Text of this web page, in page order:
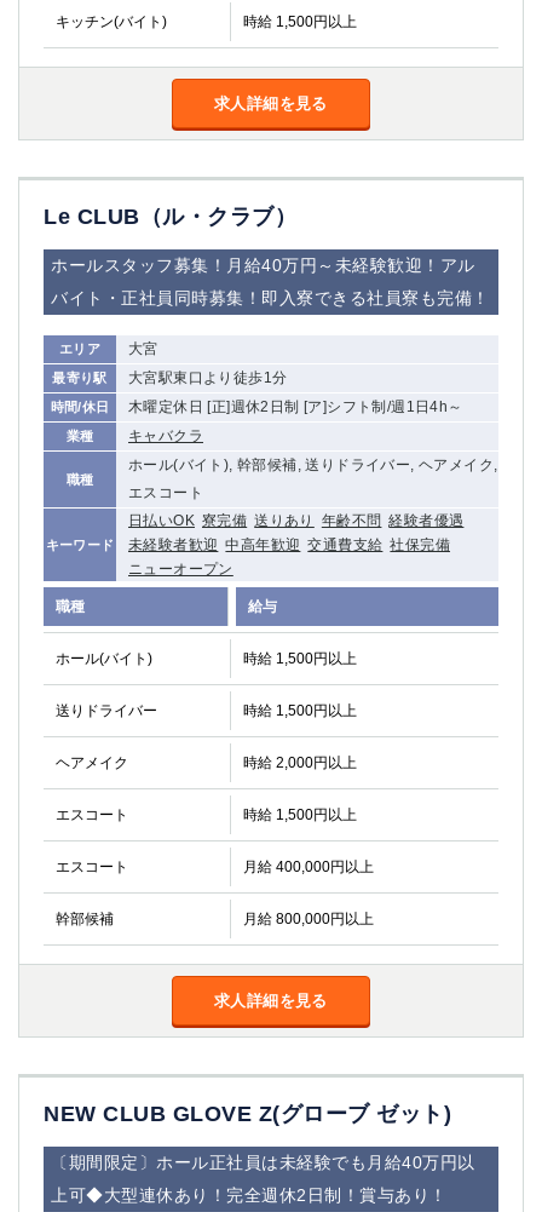
キッチン(バイト) 時給 1,500円以上
求人詳細を見る
Le CLUB（ル・クラブ）
ホールスタッフ募集！月給40万円～未経験歓迎！アル
バイト・正社員同時募集！即入寮できる社員寮も完備！
エリア 大宮
最寄り駅 大宮駅東口より徒歩1分
時間/休日 木曜定休日 [正]週休2日制 [ア]シフト制/週1日4h～
業種 キャバクラ
職種
ホール(バイト), 幹部候補, 送りドライバー, ヘアメイク,
エスコート
キーワード
日払いOK 寮完備 送りあり 年齢不問 経験者優遇
未経験者歓迎 中高年歓迎 交通費支給 社保完備
ニューオープン
職種 給与
ホール(バイト) 時給 1,500円以上
送りドライバー 時給 1,500円以上
ヘアメイク 時給 2,000円以上
エスコート 時給 1,500円以上
エスコート 月給 400,000円以上
幹部候補 月給 800,000円以上
求人詳細を見る
NEW CLUB GLOVE Z(グローブ ゼット)
〔期間限定〕ホール正社員は未経験でも月給40万円以
上可◆大型連休あり！完全週休2日制！賞与あり！